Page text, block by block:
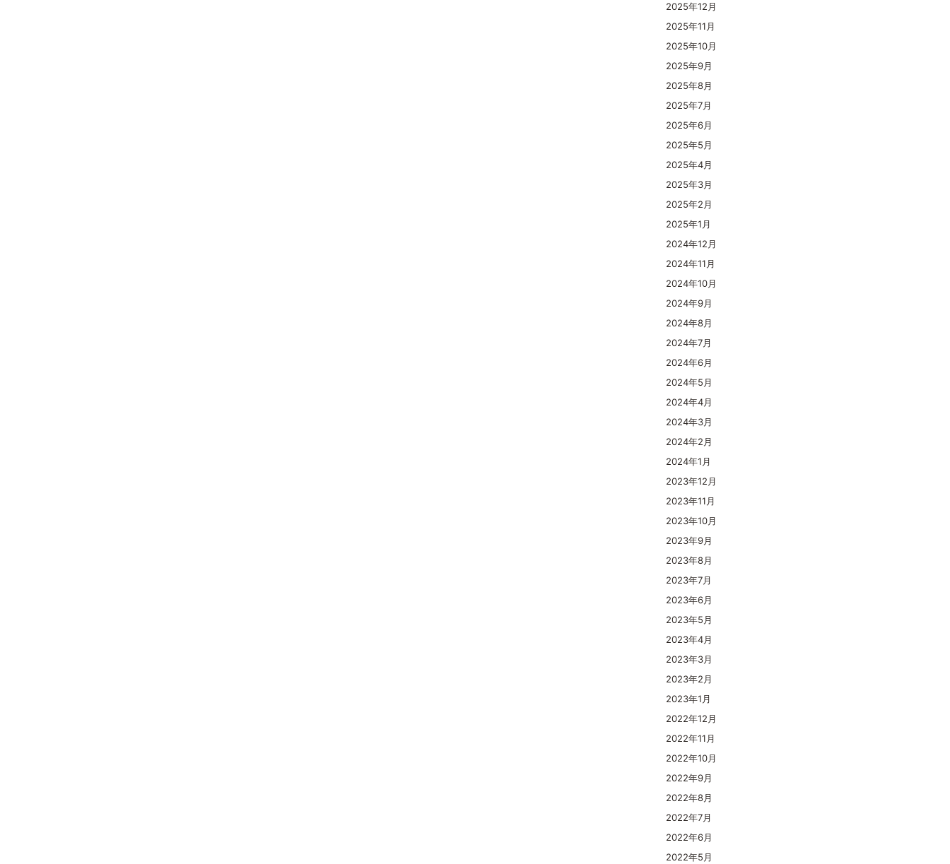
2025年12月
2025年11月
2025年10月
2025年9月
2025年8月
2025年7月
2025年6月
2025年5月
2025年4月
2025年3月
2025年2月
2025年1月
2024年12月
2024年11月
2024年10月
2024年9月
2024年8月
2024年7月
2024年6月
2024年5月
2024年4月
2024年3月
2024年2月
2024年1月
2023年12月
2023年11月
2023年10月
2023年9月
2023年8月
2023年7月
2023年6月
2023年5月
2023年4月
2023年3月
2023年2月
2023年1月
2022年12月
2022年11月
2022年10月
2022年9月
2022年8月
2022年7月
2022年6月
2022年5月